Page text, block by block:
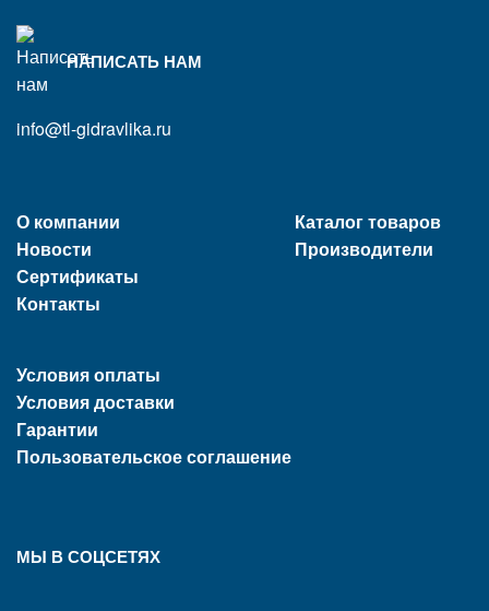
НАПИСАТЬ НАМ
info@tl-gidravlika.ru
О компании
Новости
Сертификаты
Контакты
Условия оплаты
Условия доставки
Гарантии
Пользовательское соглашение
Каталог товаров
Производители
МЫ В СОЦСЕТЯХ